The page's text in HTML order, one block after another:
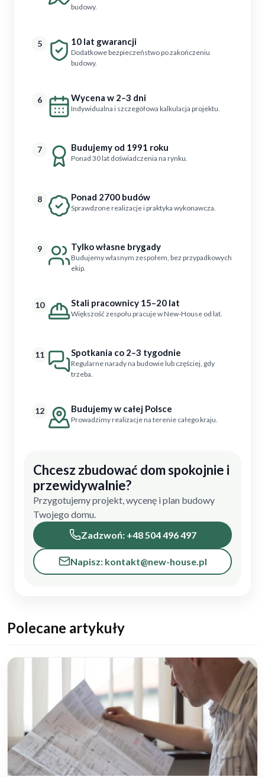
budowy.
5 10 lat gwarancji
Dodatkowe bezpieczeństwo po zakończeniu
budowy.
6 Wycena w 2–3 dni
Indywidualna i szczegółowa kalkulacja projektu.
7 Budujemy od 1991 roku
Ponad 30 lat doświadczenia na rynku.
8 Ponad 2700 budów
Sprawdzone realizacje i praktyka wykonawcza.
9 Tylko własne brygady
Budujemy własnym zespołem, bez przypadkowych
ekip.
10 Stali pracownicy 15–20 lat
Większość zespołu pracuje w New-House od lat.
11 Spotkania co 2–3 tygodnie
Regularne narady na budowie lub częściej, gdy
trzeba.
12 Budujemy w całej Polsce
Prowadzimy realizacje na terenie całego kraju.
Chcesz zbudować dom spokojnie i
przewidywalnie?
Przygotujemy projekt, wycenę i plan budowy
Twojego domu.
Zadzwoń: +48 504 496 497
Napisz: kontakt@new-house.pl
Polecane artykuły